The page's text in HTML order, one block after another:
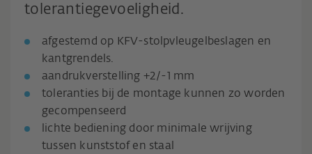
tolerantiegevoeligheid.
afgestemd op KFV-stolpvleugelbeslagen en
kantgrendels.
aandrukverstelling +2/-1 mm
toleranties bij de montage kunnen zo worden
gecompenseerd
lichte bediening door minimale wrijving
tussen kunststof en staal